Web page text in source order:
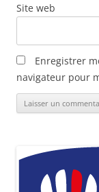
Site web
Enregistrer
navigateur pour